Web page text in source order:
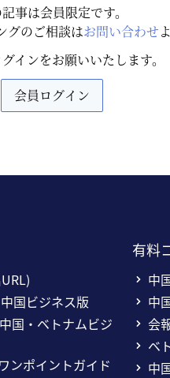
事は会員限定です。
グのご相談はお問い合わせ
インをお願いいたします。
会員ログイン
国ビジネス版
国・ベトナムビジ
ンポイントガイド
有料
中
中
会
ベ
中